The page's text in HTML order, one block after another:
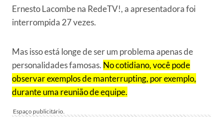
Ernesto Lacombe na RedeTV!, a apresentadora foi
interrompida 27 vezes.
Mas isso está longe de ser um problema apenas de
personalidades famosas. No cotidiano, você pode
observar exemplos de manterrupting, por exemplo,
durante uma reunião de equipe.